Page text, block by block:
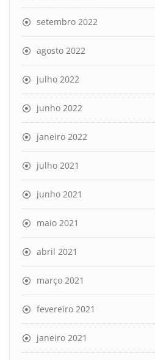
setembro 2022
agosto 2022
julho 2022
junho 2022
janeiro 2022
julho 2021
junho 2021
maio 2021
abril 2021
março 2021
fevereiro 2021
janeiro 2021